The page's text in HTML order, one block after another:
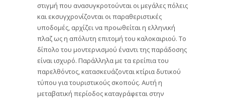
στιγμή που ανασυγκροτούνται οι μεγάλες πόλεις
και εκσυγχρονίζονται οι παραθεριστικές
υποδομές, αρχίζει να προωθείται η ελληνική
πλαζ ως η απόλυτη επιτομή του καλοκαιριού. Το
δίπολο του μοντερνισμού έναντι της παράδοσης
είναι ισχυρό. Παράλληλα με τα ερείπια του
παρελθόντος, κατασκευάζονται κτίρια δυτικού
τύπου για τουριστικούς σκοπούς. Αυτή η
μεταβατική περίοδος καταγράφεται στην